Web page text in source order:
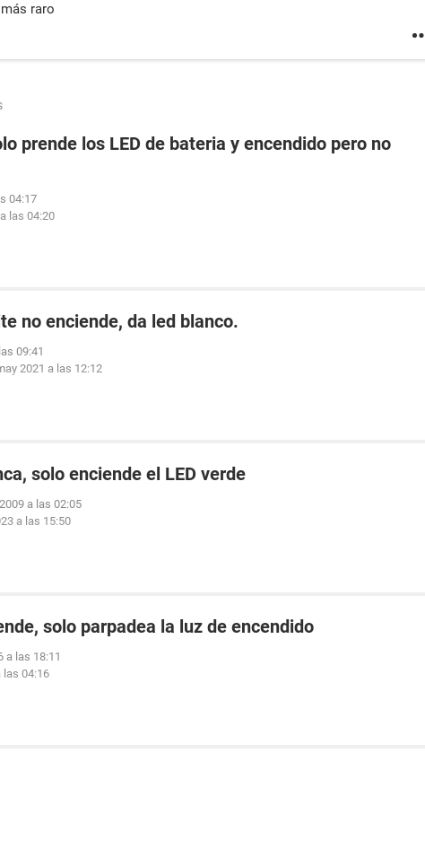
raro
prende los LED de bateria y encendido pero no
04:17
las 04:20
no enciende, da led blanco.
09:41
2021 a las 12:12
solo enciende el LED verde
a las 02:05
a las 15:50
solo parpadea la luz de encendido
a las 18:11
las 04:16